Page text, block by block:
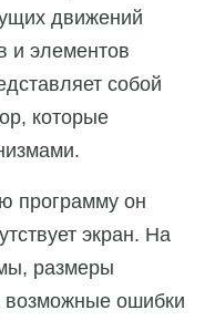
движений
и элементов
собой
которые
программу он
экран. На
размеры
возможные ошибки